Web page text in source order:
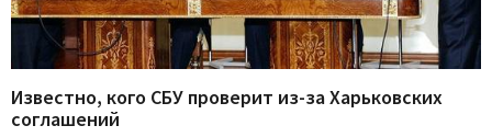
Известно, кого СБУ проверит из-за Харьковских
соглашений